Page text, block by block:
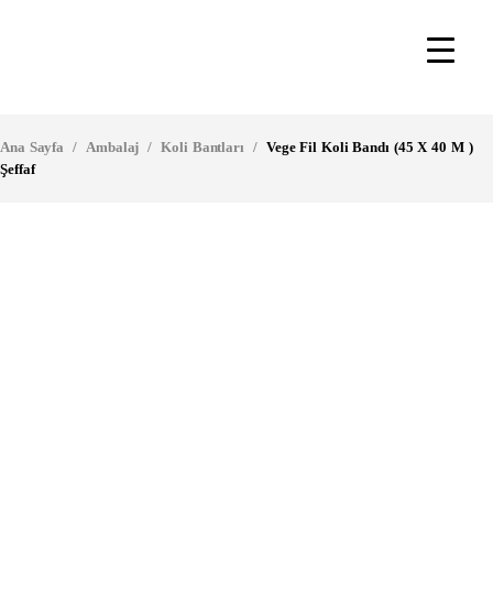
Ana Sayfa / Ambalaj / Koli Bantları / Vege Fil Koli Bandı (45 X 40 M )
Şeffaf